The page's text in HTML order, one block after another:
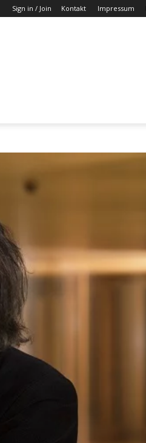
Sign in / Join Kontakt Impressum